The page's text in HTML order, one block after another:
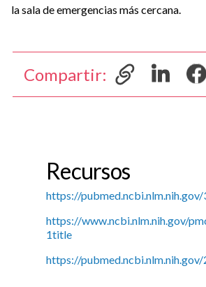
la sala de emergencias más cercana.
Compartir:
Recursos
https://
https://www.ncbi.nlm.nih.gov/
1title
https://